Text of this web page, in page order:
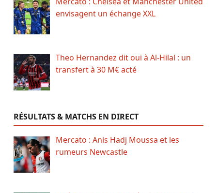
envisagent un échange XXL
Theo Hernandez dit oui à Al-Hilal : un
transfert à 30 M€ acté
RÉSULTATS & MATCHS EN DIRECT
Mercato : Anis Hadj Moussa et les
rumeurs Newcastle